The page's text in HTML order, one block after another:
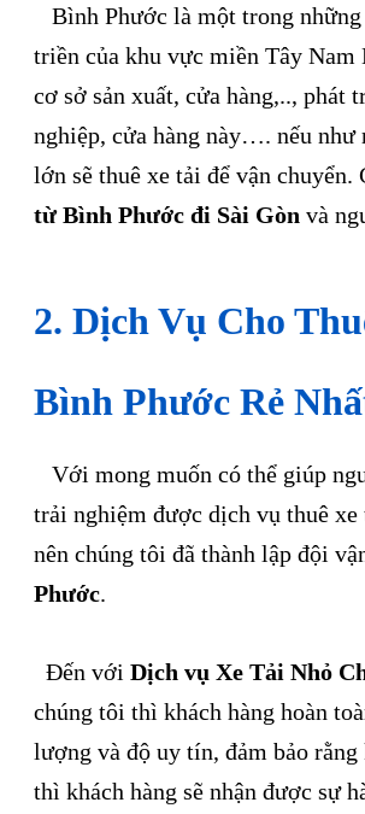
Bình Phước là một trong
triền của khu vực miền Tây Nam
cơ sở sản xuất, cửa hàng,.., phát
nghiệp, cửa hàng này…. nếu như
lớn sẽ thuê xe tải để vận chuyển.
từ Bình Phước đi Sài Gòn và
2. Dịch Vụ Cho
Bình Phước Rẻ
Với mong muốn có thể giúp
trải nghiệm được dịch vụ thuê
nên chúng tôi đã thành lập đội
Phước.
Đến với Dịch vụ Xe Tải Nhỏ
chúng tôi thì khách hàng hoàn
lượng và độ uy tín, đảm bảo
thì khách hàng sẽ nhận được sự